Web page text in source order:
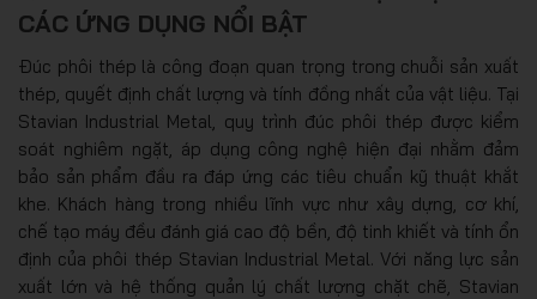
CÁC ỨNG DỤNG NỔI BẬT
Đúc phôi thép là công đoạn quan trọng trong chuỗi sản xuất
thép, quyết định chất lượng và tính đồng nhất của vật liệu. Tại
Stavian Industrial Metal, quy trình đúc phôi thép được kiểm
soát nghiêm ngặt, áp dụng công nghệ hiện đại nhằm đảm
bảo sản phẩm đầu ra đáp ứng các tiêu chuẩn kỹ thuật khắt
khe. Khách hàng trong nhiều lĩnh vực như xây dựng, cơ khí,
chế tạo máy đều đánh giá cao độ bền, độ tinh khiết và tính ổn
định của phôi thép Stavian Industrial Metal. Với năng lực sản
xuất lớn và hệ thống quản lý chất lượng chặt chẽ, Stavian